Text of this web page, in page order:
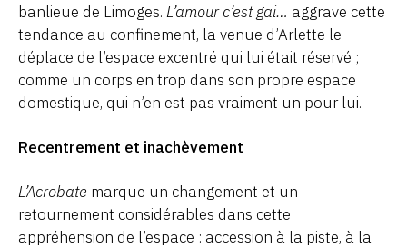
banlieue de Limoges. L’amour c’est gai… aggrave cette
tendance au confinement, la venue d’Arlette le
déplace de l’espace excentré qui lui était réservé ;
comme un corps en trop dans son propre espace
domestique, qui n’en est pas vraiment un pour lui.
Recentrement et inachèvement
L’Acrobate marque un changement et un
retournement considérables dans cette
appréhension de l’espace : accession à la piste, à la